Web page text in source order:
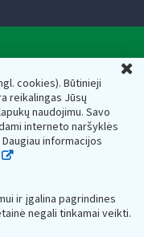
cookies). Būtinieji
reikalingas Jūsų
naudojimu. Savo
interneto naršyklės
informacijos
ir įgalina pagrindines
negali tinkamai veikti.
188659752,
Lietuva, el.paštas:
prie Lietuvos
Juridinių